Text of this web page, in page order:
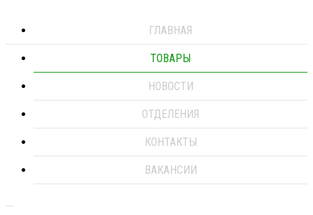
ГЛАВНАЯ
ТОВАРЫ
НОВОСТИ
ОТДЕЛЕНИЯ
КОНТАКТЫ
ВАКАНСИИ